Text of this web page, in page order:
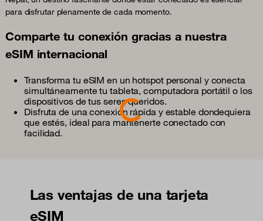
para disfrutar plenamente de cada momento.
Comparte tu conexión gracias a nuestra
eSIM internacional
Transforma tu eSIM en un hotspot personal y conecta
simultáneamente tu tableta, computadora portátil o los
dispositivos de tus seres queridos.
Disfruta de una conexión rápida y estable dondequiera
que estés, ideal para mantenerte conectado con
facilidad.
Las ventajas de una tarjeta
eSIM
Loading...